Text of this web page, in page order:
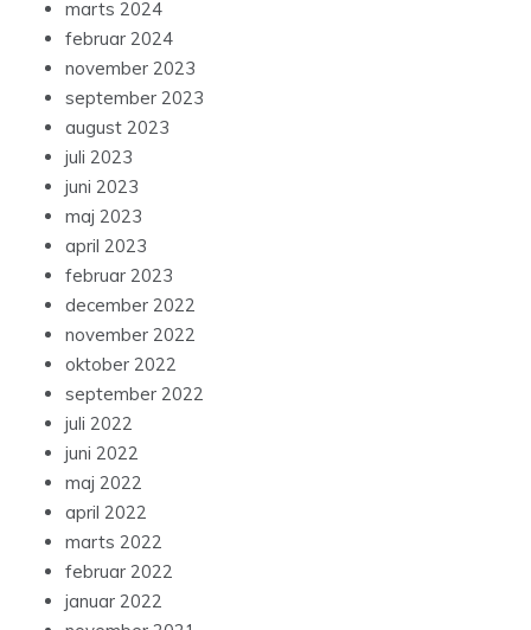
marts 2024
februar 2024
november 2023
september 2023
august 2023
juli 2023
juni 2023
maj 2023
april 2023
februar 2023
december 2022
november 2022
oktober 2022
september 2022
juli 2022
juni 2022
maj 2022
april 2022
marts 2022
februar 2022
januar 2022